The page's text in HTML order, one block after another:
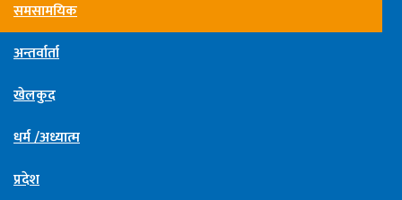
समसामयिक
अन्तर्वार्ता
खेलकुद
धर्म /अध्यात्म
प्रदेश